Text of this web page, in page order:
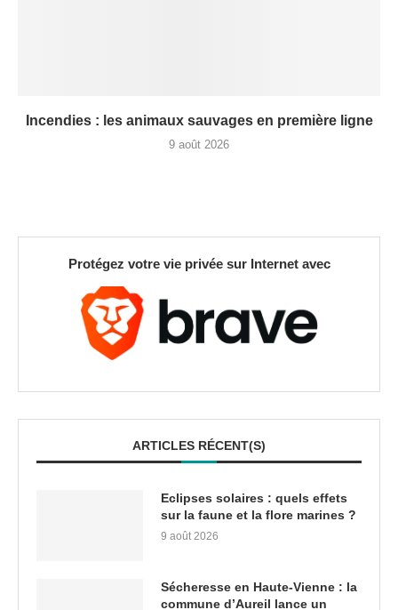
Incendies : les animaux sauvages en première ligne
9 août 2026
Protégez votre vie privée sur Internet avec
ARTICLES RÉCENT(S)
Eclipses solaires : quels effets
sur la faune et la flore marines ?
9 août 2026
Sécheresse en Haute-Vienne : la
commune d’Aureil lance un